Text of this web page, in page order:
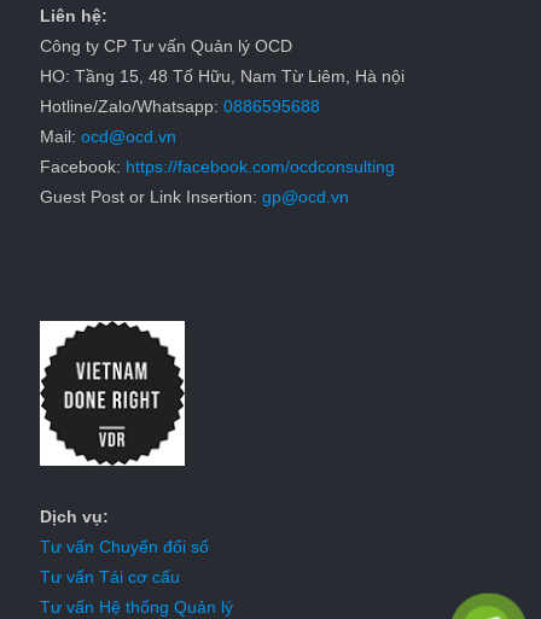
Liên hệ:
Công ty CP Tư vấn Quản lý OCD
HO: Tầng 15, 48 Tố Hữu, Nam Từ Liêm, Hà nội
Hotline/Zalo/Whatsapp: 0886595688
Mail: ocd@ocd.vn
Facebook: https://facebook.com/ocdconsulting
Guest Post or Link Insertion: gp@ocd.vn
Dịch vụ:
Tư vấn Chuyển đổi số
Tư vấn Tái cơ cấu
Tư vấn Hệ thống Quản lý